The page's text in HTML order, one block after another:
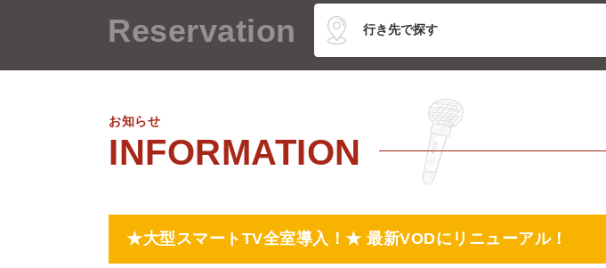
Reservation
お知らせ
★大型スマートTV全室導入！★ 最新VODにリニューアル！